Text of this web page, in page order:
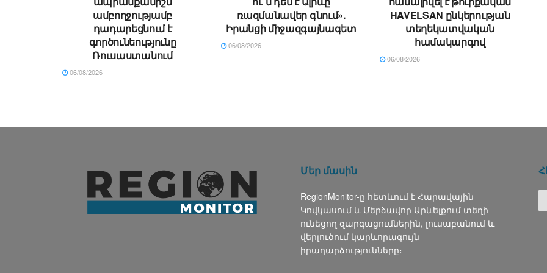
ամբողջությամբ
դադարեցնում է
գործունեությունը
Ռուսաստանում
06/08/2026
ռազմանավեր գնում».
Իրանցի միջազգայնագետ
06/08/2026
HAVELSAN ընկերության
տեղեկատվական
համակարգով
06/08/2026
Մեր մասին
RegionMonitor-ը հետևում է Հարավային
Կովկասում և Մերձավոր Արևելքում տեղի
ունեցող զարգացումներին, լուսաբանում և
վերլուծում կարևորագույն
իրադարձությունները։